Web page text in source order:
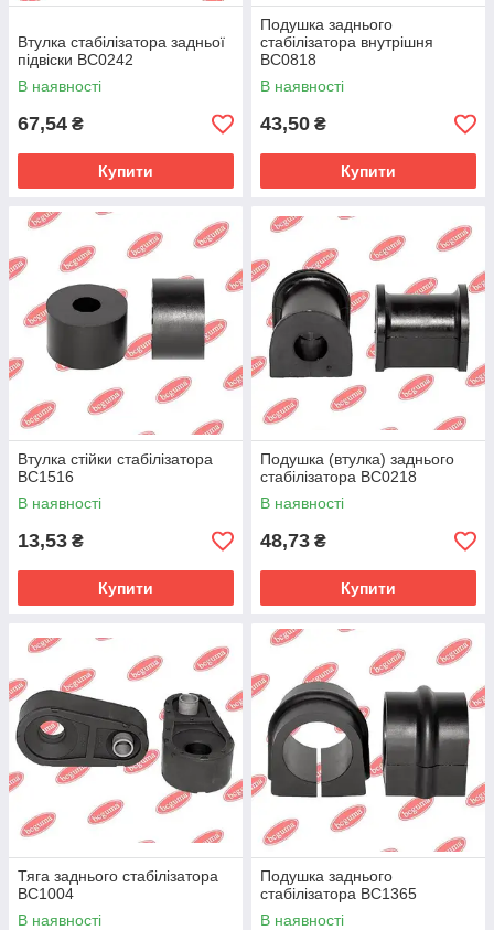
Втулка стабілізатора задньої
підвіски BC0242
В наявності
67,54 ₴
Купити
Подушка заднього
стабілізатора внутрішня
BC0818
В наявності
43,50 ₴
Купити
Втулка стійки стабілізатора
BC1516
В наявності
13,53 ₴
Купити
Подушка (втулка) заднього
стабілізатора BC0218
В наявності
48,73 ₴
Купити
Тяга заднього стабілізатора
BC1004
В наявності
Подушка заднього
стабілізатора BC1365
В наявності